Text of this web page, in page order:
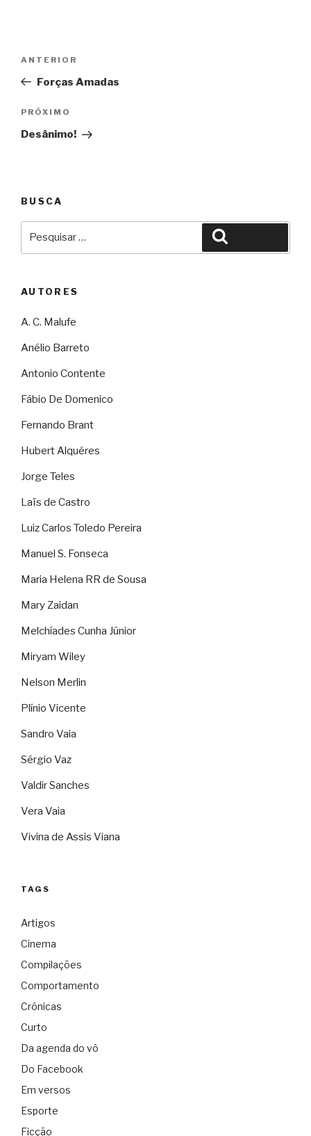
Post
Anterior
ANTERIOR
Forças Amadas
Próximo
PRÓXIMO
Desânimo!
BUSCA
AUTORES
A. C. Malufe
Anélio Barreto
Antonio Contente
Fábio De Domenico
Fernando Brant
Hubert Alquéres
Jorge Teles
Laïs de Castro
Luiz Carlos Toledo Pereira
Manuel S. Fonseca
Maria Helena RR de Sousa
Mary Zaidan
Melchíades Cunha Júnior
Miryam Wiley
Nelson Merlin
Plínio Vicente
Sandro Vaia
Sérgio Vaz
Valdir Sanches
Vera Vaia
Vivina de Assis Viana
TAGS
Artigos
Cinema
Compilações
Comportamento
Crônicas
Curto
Da agenda do vô
Do Facebook
Em versos
Esporte
Ficção